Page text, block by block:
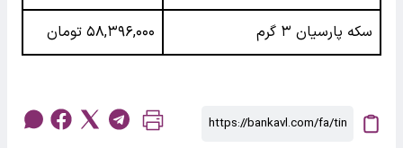
سکه پارسیان ۳ گرم ۵۸,۳۹۶,۰۰۰ تومان